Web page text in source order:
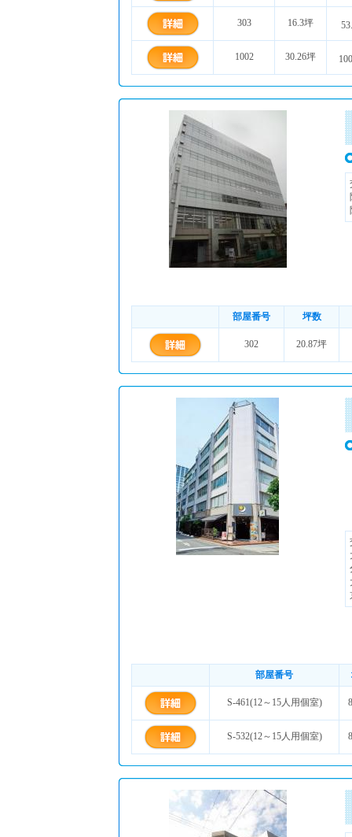
303 16.3坪
1002 30.26坪
部屋番号 坪数
302 20.87坪
部屋番号
S-461(12～15人用個室)
S-532(12～15人用個室)